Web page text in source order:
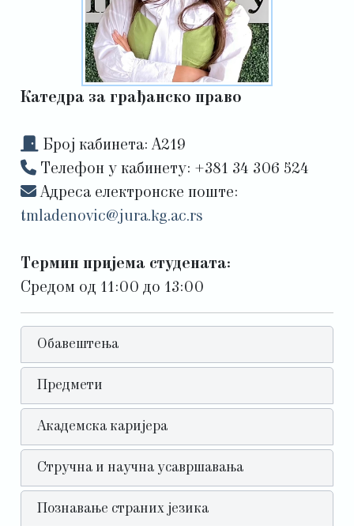
Катедра за грађанско право
Број кабинета: А219
Tелефон у кабинету: +381 34 306 524
Адреса електронске поште:
tmladenovic@jura.kg.ac.rs
Термин пријема студената:
Средом од 11:00 до 13:00
Обавештења
Предмети
Академска каријера
Стручна и научна усавршавања
Познавање страних језика